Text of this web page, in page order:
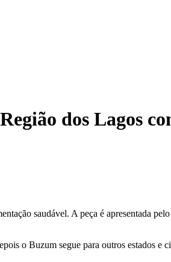
dos Lagos
saudável. A peça é apresentada
o Buzum segue para outros estados e